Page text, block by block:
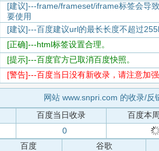
[建议]---frame/frameset/iframe标签会导
要使用
[建议]---百度建议url的最长长度不超过
[正确]---html标签设置合理。
[提示]---百度官方已取消百度快照。
[警告]---百度当日没有新收录，请注意加
网站 www.snpri.com 的收录/反
百度当日收录
百度本
0
百度
谷歌